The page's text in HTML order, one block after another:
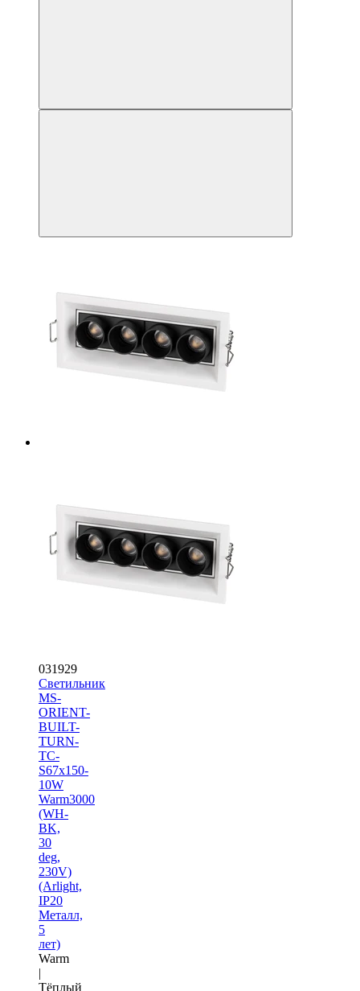
031929
Светильник
MS-
ORIENT-
BUILT-
TURN-
TC-
S67x150-
10W
Warm3000
(WH-
BK,
30
deg,
230V)
(Arlight,
IP20
Металл,
5
лет)
Warm
|
Тёплый